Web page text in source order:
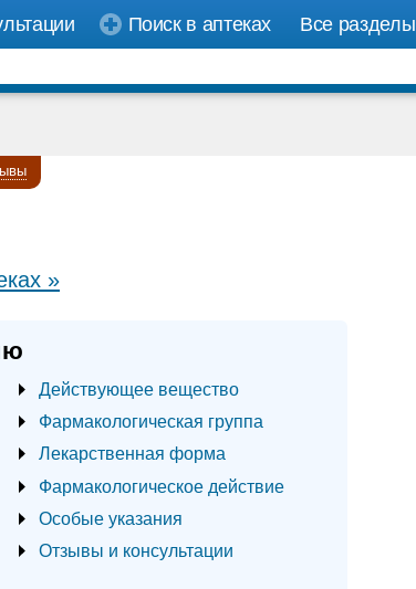
Поиск в аптеках
Все разделы
»
Действующее вещество
Фармакологическая группа
Лекарственная форма
Фармакологическое действие
Особые указания
Отзывы и консультации